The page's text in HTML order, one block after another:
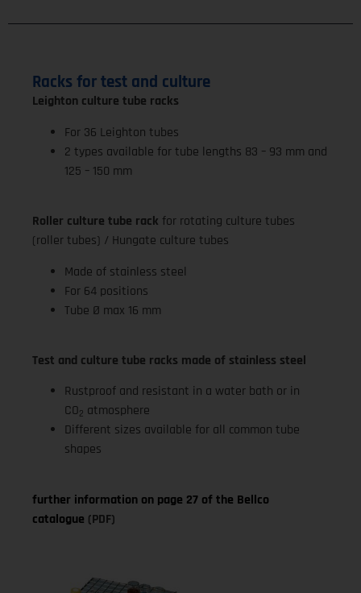
Racks for test and culture
Leighton culture tube racks
For 36 Leighton tubes
2 types available for tube lengths 83 – 93 mm and
125 – 150 mm
Roller culture tube rack for rotating culture tubes
(roller tubes) / Hungate culture tubes
Made of stainless steel
For 64 positions
Tube Ø max 16 mm
Test and culture tube racks made of stainless steel
Rustproof and resistant in a water bath or in
CO2 atmosphere
Different sizes available for all common tube
shapes
further information on page 27 of the Bellco
catalogue (PDF)